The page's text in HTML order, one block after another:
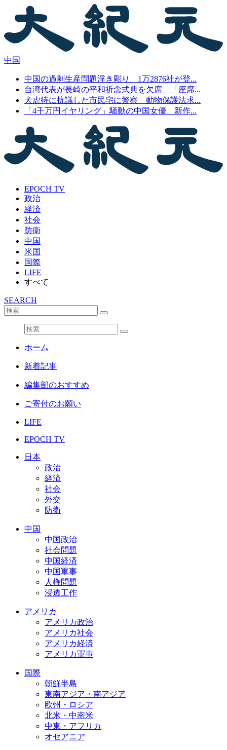
中国
中国の過剰生産問題浮き彫り 1万2876社が登...
台湾代表が長崎の平和祈念式典を欠席 「座席...
犬虐待に抗議した市民宅に警察 動物保護法求...
「4千万円イヤリング」騒動の中国女優 新作...
EPOCH TV
政治
経済
社会
防衛
中国
米国
国際
LIFE
すべて
SEARCH
ホーム
新着記事
編集部のおすすめ
ご寄付のお願い
LIFE
EPOCH TV
日本
政治
経済
社会
外交
防衛
中国
中国政治
社会問題
中国経済
中国軍事
人権問題
浸透工作
アメリカ
アメリカ政治
アメリカ社会
アメリカ経済
アメリカ軍事
国際
朝鮮半島
東南アジア・南アジア
欧州・ロシア
北米・中南米
中東・アフリカ
オセアニア